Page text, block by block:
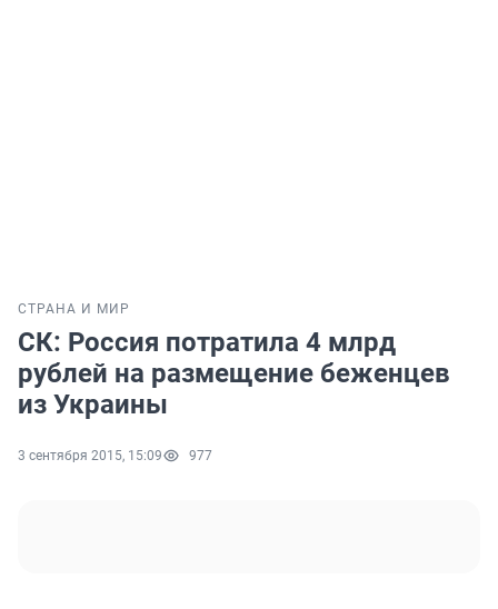
СТРАНА И МИР
СК: Россия потратила 4 млрд
рублей на размещение беженцев
из Украины
3 сентября 2015, 15:09 977